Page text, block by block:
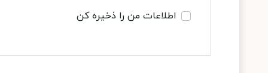
اطلاعات من را ذخیره کن